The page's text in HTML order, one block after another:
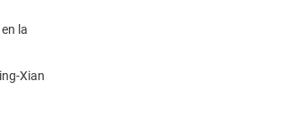
la
Xian